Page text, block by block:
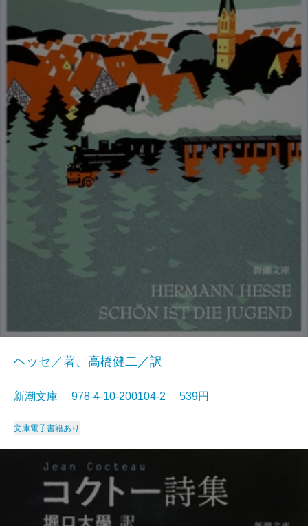
ヘッセ／著、高橋健二／訳
新潮文庫 978-4-10-200104-2 539円
文庫電子書籍あり